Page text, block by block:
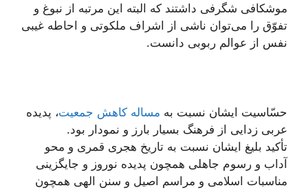
موشكافى شگرفى داشتند كه البته اين مرتبه از نبوغ و
تفوّق را می‌توان ناشى از اشراف ملكوتى و احاطه غيبى
نفس از عوالم ربوبى دانست.
حسّاسيت ايشان نسبت به مساله کاهش جمعیت، پديده
عربى زدايى از فرهنگ بسيار بارز و نمودار بود.
تأكيد بليغ ايشان نسبت به تاريخ هجرى قمرى و محو
آداب و رسوم جاهلى همچون پديده نوروز و جايگزينى
مناسبات اسلامى و مراسم اصيل و سنن الهى همچون